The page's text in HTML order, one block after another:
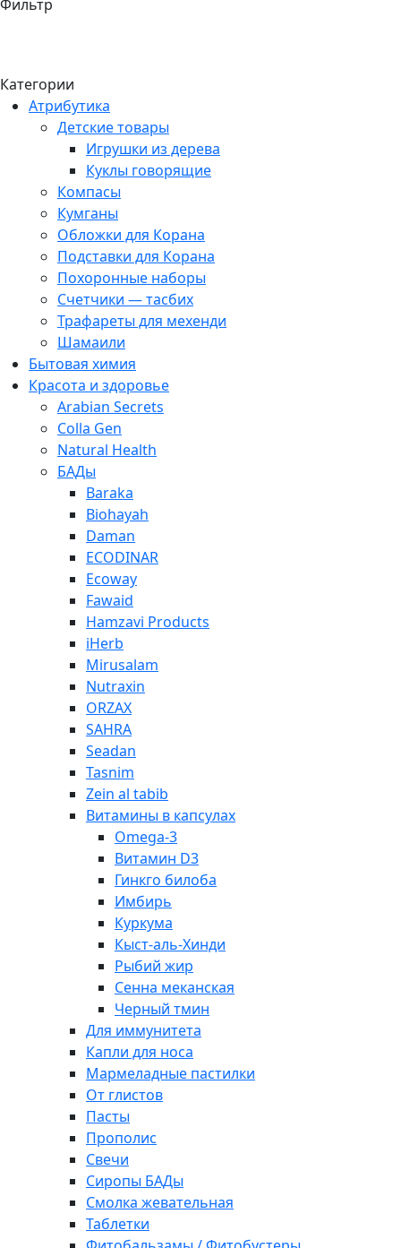
Фильтр
Категории
Атрибутика
Детские товары
Игрушки из дерева
Куклы говорящие
Компасы
Кумганы
Обложки для Корана
Подставки для Корана
Похоронные наборы
Счетчики — тасбих
Трафареты для мехенди
Шамаили
Бытовая химия
Красота и здоровье
Arabian Secrets
Colla Gen
Natural Health
БАДы
Baraka
Biohayah
Daman
ECODINAR
Ecoway
Fawaid
Hamzavi Рroducts
iHerb
Mirusalam
Nutraxin
ORZAX
SAHRA
Seadan
Tasnim
Zein al tabib
Витамины в капсулах
Omega-3
Витамин D3
Гинкго билоба
Имбирь
Куркума
Кыст-аль-Хинди
Рыбий жир
Сенна меканская
Черный тмин
Для иммунитета
Капли для носа
Мармеладные пастилки
От глистов
Пасты
Прополис
Свечи
Сиропы БАДы
Смолка жевательная
Таблетки